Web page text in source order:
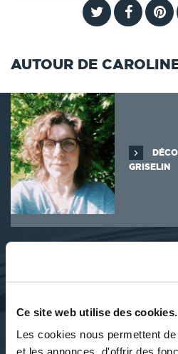
Ce site web utilise des cookies.
Les cookies nous permettent
et les annonces, d'offrir des
AUTOUR DE
GRISELIN